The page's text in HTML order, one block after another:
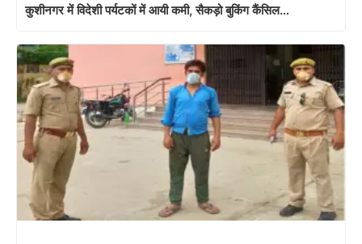
कुशीनगर में विदेशी पर्यटकों में आयी कमी, सैकड़ो बुकिंग कैंसिल…